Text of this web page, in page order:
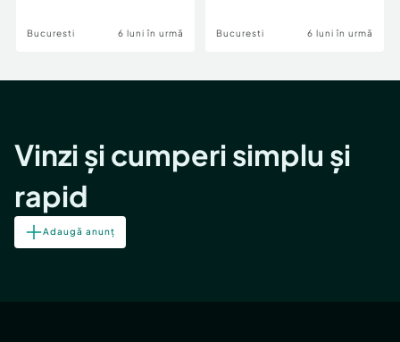
Bucuresti 6 luni în urmă Bucuresti 6 luni în urmă
Vinzi și cumperi simplu și
rapid
Adaugă anunț